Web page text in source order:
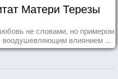
Матери Терезы
не словами, но примером
воодушевляющим влиянием ...